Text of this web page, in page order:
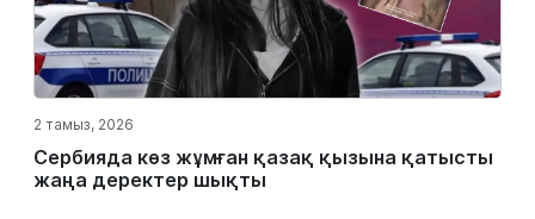
2 тамыз, 2026
Сербияда көз жұмған қазақ қызына қатысты
жаңа деректер шықты